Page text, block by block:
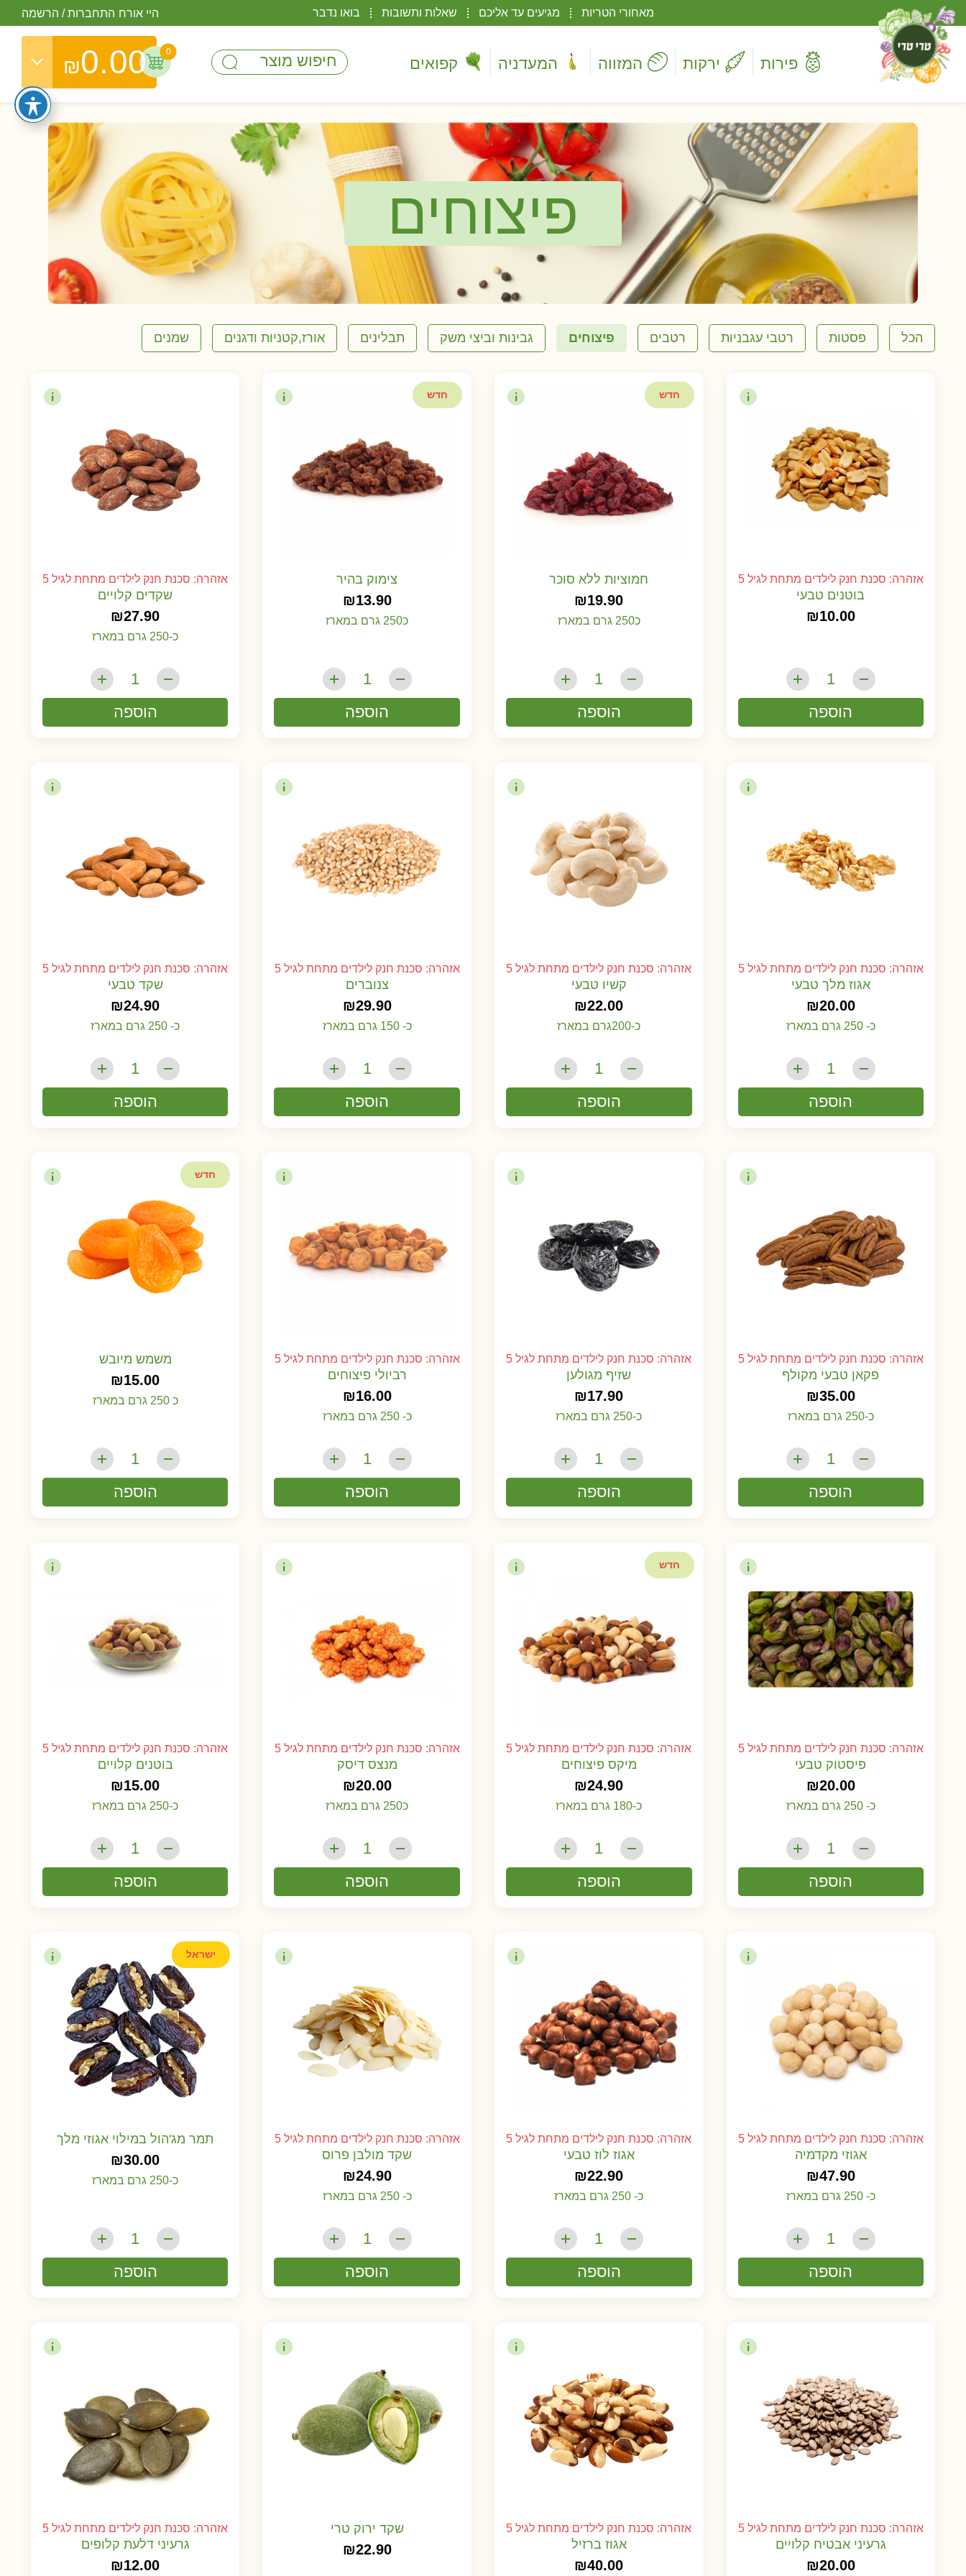
מאחורי הטריות מגיעים עד אליכם שאלות ותשובות בואו נדבר היי אורח התחברות/ הרשמה
פירות ירקות המזווה המעדניה קפואים
0
₪0.00
פיצוחים
הכל פסטות רטבי עגבניות רטבים פיצוחים גבינות וביצי משק תבלינים אורז,קטניות ודגנים שמנים
אזהרה: סכנת חנק לילדים מתחת לגיל 5
בוטנים טבעי
₪10.00
הוספה
חדש
חמוציות ללא סוכר
₪19.90
כ250 גרם במארז
הוספה
חדש
צימוק בהיר
₪13.90
כ250 גרם במארז
הוספה
אזהרה: סכנת חנק לילדים מתחת לגיל 5
שקדים קלויים
₪27.90
כ-250 גרם במארז
הוספה
אזהרה: סכנת חנק לילדים מתחת לגיל 5
אגוז מלך טבעי
₪20.00
כ- 250 גרם במארז
הוספה
אזהרה: סכנת חנק לילדים מתחת לגיל 5
קשיו טבעי
₪22.00
כ-200גרם במארז
הוספה
אזהרה: סכנת חנק לילדים מתחת לגיל 5
צנוברים
₪29.90
כ- 150 גרם במארז
הוספה
אזהרה: סכנת חנק לילדים מתחת לגיל 5
שקד טבעי
₪24.90
כ- 250 גרם במארז
הוספה
אזהרה: סכנת חנק לילדים מתחת לגיל 5
פקאן טבעי מקולף
₪35.00
כ-250 גרם במארז
הוספה
אזהרה: סכנת חנק לילדים מתחת לגיל 5
שזיף מגולען
₪17.90
כ-250 גרם במארז
הוספה
אזהרה: סכנת חנק לילדים מתחת לגיל 5
רביולי פיצוחים
₪16.00
כ- 250 גרם במארז
הוספה
חדש
משמש מיובש
₪15.00
כ 250 גרם במארז
הוספה
אזהרה: סכנת חנק לילדים מתחת לגיל 5
פיסטוק טבעי
₪20.00
כ- 250 גרם במארז
הוספה
חדש
אזהרה: סכנת חנק לילדים מתחת לגיל 5
מיקס פיצוחים
₪24.90
כ-180 גרם במארז
הוספה
אזהרה: סכנת חנק לילדים מתחת לגיל 5
מנצס דיסק
₪20.00
כ250 גרם במארז
הוספה
אזהרה: סכנת חנק לילדים מתחת לגיל 5
בוטנים קלויים
₪15.00
כ-250 גרם במארז
הוספה
אזהרה: סכנת חנק לילדים מתחת לגיל 5
אגוזי מקדמיה
₪47.90
כ- 250 גרם במארז
הוספה
אזהרה: סכנת חנק לילדים מתחת לגיל 5
אגוז לוז טבעי
₪22.90
כ- 250 גרם במארז
הוספה
אזהרה: סכנת חנק לילדים מתחת לגיל 5
שקד מולבן פרוס
₪24.90
כ- 250 גרם במארז
הוספה
ישראל
תמר מג'הול במילוי אגוזי מלך
₪30.00
כ-250 גרם במארז
הוספה
אזהרה: סכנת חנק לילדים מתחת לגיל 5
גרעיני אבטיח קלויים
₪20.00
אזהרה: סכנת חנק לילדים מתחת לגיל 5
אגוז ברזיל
₪40.00
שקד ירוק טרי
₪22.90
אזהרה: סכנת חנק לילדים מתחת לגיל 5
גרעיני דלעת קלופים
₪12.00